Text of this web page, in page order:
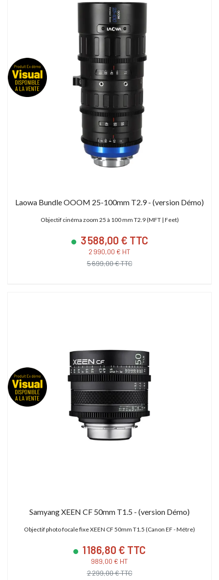
Laowa Bundle OOOM 25-100mm T2.9 - (version Démo)
Objectif cinéma zoom 25 à 100 mm T2.9 (MFT | Feet)
3 588,00 € TTC
2 990,00 € HT
5 699,00 € TTC
Samyang XEEN CF 50mm T1.5 - (version Démo)
Objectif photo focale fixe XEEN CF 50mm T1.5 (Canon EF - Métre)
1 186,80 € TTC
989,00 € HT
2 299,00 € TTC